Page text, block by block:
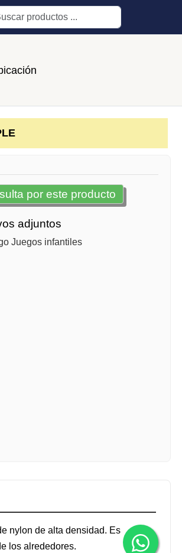
por este producto
adjuntos
Juegos infantiles
nylon de alta densidad. Es
los alrededores.